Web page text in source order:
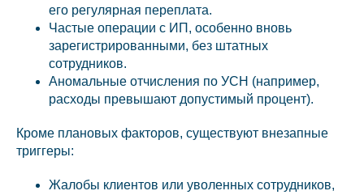
его регулярная переплата.
Частые операции с ИП, особенно вновь
зарегистрированными, без штатных
сотрудников.
Аномальные отчисления по УСН (например,
расходы превышают допустимый процент).
Кроме плановых факторов, существуют внезапные
триггеры:
Жалобы клиентов или уволенных сотрудников,